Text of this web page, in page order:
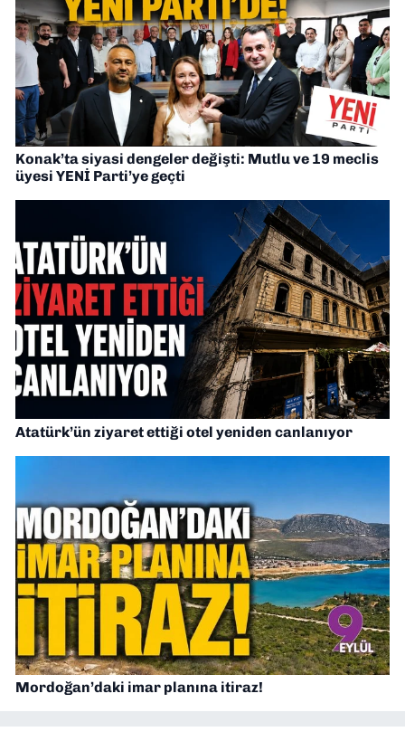
Konak’ta siyasi dengeler değişti: Mutlu ve 19 meclis
üyesi YENİ Parti’ye geçti
Atatürk’ün ziyaret ettiği otel yeniden canlanıyor
Mordoğan’daki imar planına itiraz!